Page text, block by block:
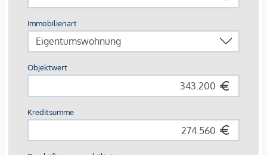
Stadtnähe und grüner Umgebung. Die Lage am Donaukanal
und der Augarten laden zu Freizeit und Entspannung ein,
während die Anbindung mit öffentlichen Verkehrsmitteln
ins Zentrum von Wien kurze Wege sichert.
Infrastruktur vor Ort
S-Bahn-Stationen: Traisengasse und Handelskai
Die monatlichen Kosten entnehmen Sie bitte der Preisliste.